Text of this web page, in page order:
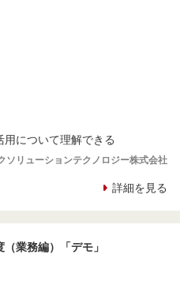
について理解できる
ソリューションテクノロジー株式会社
詳細を見る
業務編）「デモ」